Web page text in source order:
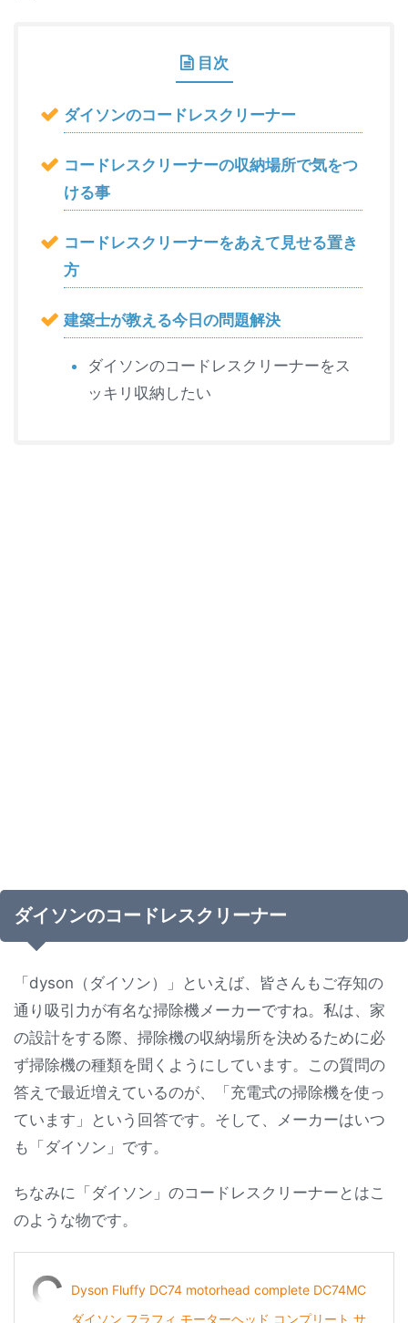
目次
ダイソンのコードレスクリーナー
コードレスクリーナーの収納場所で気をつ
ける事
コードレスクリーナーをあえて見せる置き
方
建築士が教える今日の問題解決
ダイソンのコードレスクリーナーをス
ッキリ収納したい
ダイソンのコードレスクリーナー
「dyson（ダイソン）」といえば、皆さんもご存知の
通り吸引力が有名な掃除機メーカーですね。私は、家
の設計をする際、掃除機の収納場所を決めるために必
ず掃除機の種類を聞くようにしています。この質問の
答えで最近増えているのが、「充電式の掃除機を使っ
ています」という回答です。そして、メーカーはいつ
も「ダイソン」です。
ちなみに「ダイソン」のコードレスクリーナーとはこ
のような物です。
Dyson Fluffy DC74 motorhead complete DC74MC
ダイソン フラフィ モーターヘッド コンプリート サ